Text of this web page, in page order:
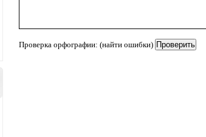
Проверка орфографии: (найти ошибки)